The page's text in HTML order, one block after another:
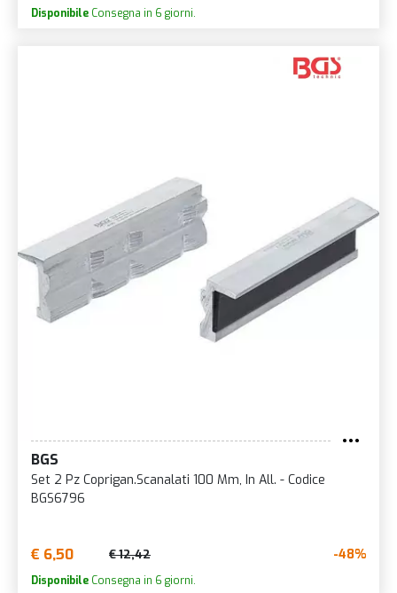
Disponibile Consegna in 6 giorni.
BGS
Set 2 Pz Coprigan.Scanalati 100 Mm, In All. - Codice
BGS6796
€ 6,50 € 12,42 -48%
Disponibile Consegna in 6 giorni.